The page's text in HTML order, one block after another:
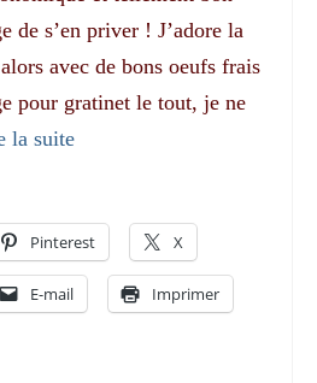
de s’en priver ! J’adore la
avec de bons oeufs frais
pour gratinet le tout, je ne
la suite­­
Pinterest X
E-mail Imprimer